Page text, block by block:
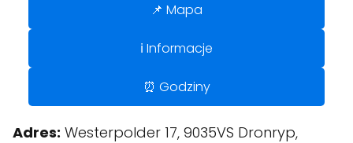
📌 Mapa
ℹ️ Informacje
⏰ Godziny
Adres: Westerpolder 17, 9035VS Dronryp,